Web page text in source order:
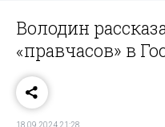
Володин
«правчасов» в
18.09.2024 21:28